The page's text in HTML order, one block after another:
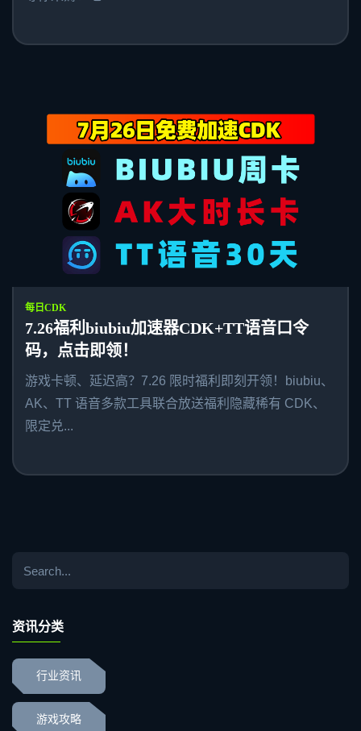
每日CDK
7.26福利biubiu加速器CDK+TT语音口令
码，点击即领！
游戏卡顿、延迟高？7.26 限时福利即刻开领！biubiu、
AK、TT 语音多款工具联合放送福利隐藏稀有 CDK、
限定兑...
资讯分类
行业资讯
游戏攻略